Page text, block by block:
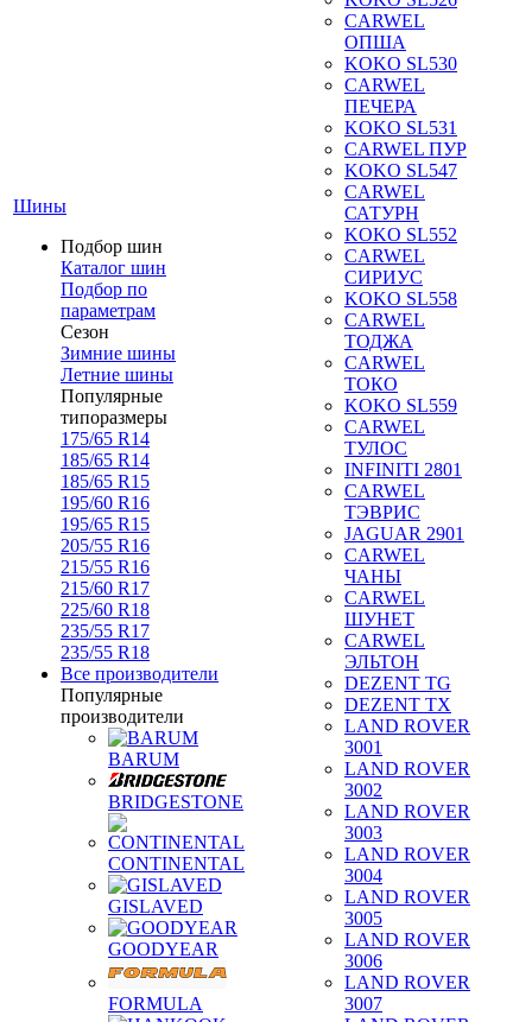
Шины
Подбор шин
Каталог шин
Подбор по
параметрам
Сезон
Зимние шины
Летние шины
Популярные
типоразмеры
175/65 R14
185/65 R14
185/65 R15
195/60 R16
195/65 R15
205/55 R16
215/55 R16
215/60 R17
225/60 R18
235/55 R17
235/55 R18
Все производители
Популярные
производители
BARUM
BRIDGESTONE
CONTINENTAL
GISLAVED
GOODYEAR
FORMULA
CARWEL
ОПША
KOKO SL530
CARWEL
ПЕЧЕРА
KOKO SL531
CARWEL ПУР
KOKO SL547
CARWEL
САТУРН
KOKO SL552
CARWEL
СИРИУС
KOKO SL558
CARWEL
ТОДЖА
CARWEL
ТОКО
KOKO SL559
CARWEL
ТУЛОС
INFINITI 2801
CARWEL
ТЭВРИС
JAGUAR 2901
CARWEL
ЧАНЫ
CARWEL
ШУНЕТ
CARWEL
ЭЛЬТОН
DEZENT TG
DEZENT TX
LAND ROVER
3001
LAND ROVER
3002
LAND ROVER
3003
LAND ROVER
3004
LAND ROVER
3005
LAND ROVER
3006
LAND ROVER
3007